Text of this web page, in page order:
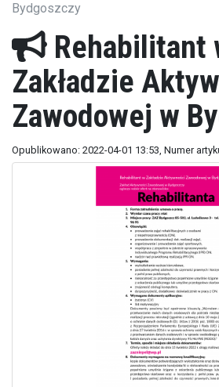
Bydgoszczy
Rehabilitant
Zakładzie
Zawodowej w
Opublikowano: 2022-04-01 13:53, Numer